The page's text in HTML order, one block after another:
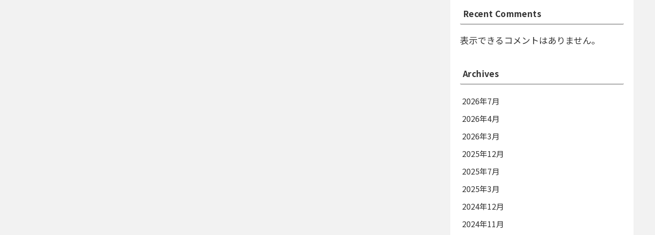
Recent Comments
表示できるコメントはありません。
Archives
2026年7月
2026年4月
2026年3月
2025年12月
2025年7月
2025年3月
2024年12月
2024年11月